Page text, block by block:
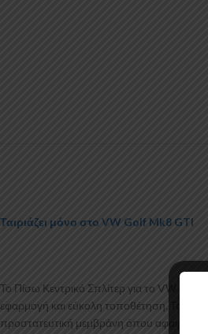
Ταιριάζει μόνο στο VW Golf Mk8 GTI
Το Πίσω Κεντρικό Σπλίτερ για το VW Golf
εφαρμογή και εύκολη τοποθέτηση. Το
προστατευτική μεμβράνη όπου αφαιρείται